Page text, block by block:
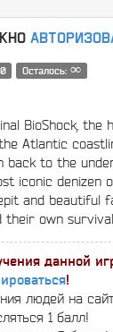
Осталось: ∞
BioShock, the
Atlantic
back to the
iconic denizen
and beautiful
their own survival.
данной
!
людей на
1 балл!